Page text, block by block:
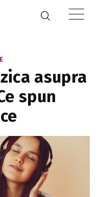
asupra
spun